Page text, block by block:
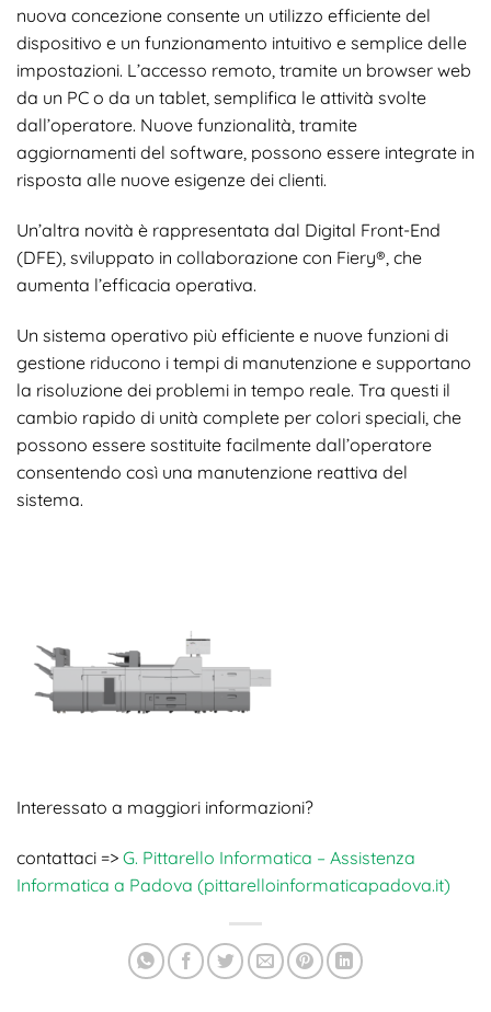
nuova concezione consente un utilizzo efficiente del
dispositivo e un funzionamento intuitivo e semplice delle
impostazioni. L’accesso remoto, tramite un browser web
da un PC o da un tablet, semplifica le attività svolte
dall’operatore. Nuove funzionalità, tramite
aggiornamenti del software, possono essere integrate in
risposta alle nuove esigenze dei clienti.
Un’altra novità è rappresentata dal Digital Front-End
(DFE), sviluppato in collaborazione con Fiery®, che
aumenta l’efficacia operativa.
Un sistema operativo più efficiente e nuove funzioni di
gestione riducono i tempi di manutenzione e supportano
la risoluzione dei problemi in tempo reale. Tra questi il
cambio rapido di unità complete per colori speciali, che
possono essere sostituite facilmente dall’operatore
consentendo così una manutenzione reattiva del
sistema.
Interessato a maggiori informazioni?
contattaci => G. Pittarello Informatica – Assistenza
Informatica a Padova (pittarelloinformaticapadova.it)